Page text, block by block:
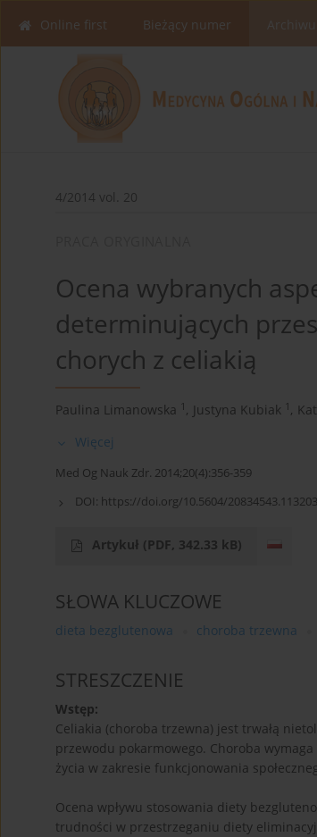
Online first Bieżący numer
4/2014 vol. 20
Ocena wybranych
determinujących
chorych z celiakią
Paulina Limanowska 1 , Justyna Kubiak 1 ,
Więcej
Med Og Nauk Zdr. 2014;20(4):356-359
DOI: https://doi.org/10.5604/
Artykuł (PDF, 342.33 kB)
SŁOWA KLUCZOWE
dieta bezglutenowa choroba trzewna
STRESZCZENIE
Wstęp:
Celiakia (choroba trzewna) jest trwałą
przewodu pokarmowego. Choroba
życia w zakresie funkcjonowania
Ocena wpływu stosowania diety
trudności w przestrzeganiu diety